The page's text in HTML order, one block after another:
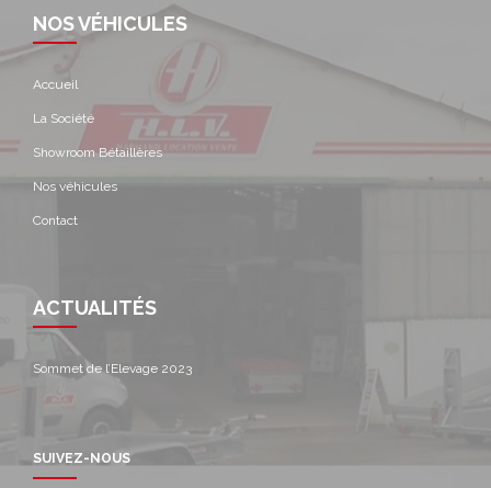
NOS VÉHICULES
Accueil
La Société
Showroom Bétaillères
Nos véhicules
Contact
ACTUALITÉS
Sommet de l’Elevage 2023
SUIVEZ-NOUS